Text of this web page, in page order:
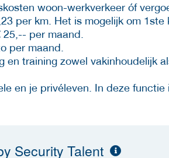
woon-werkverkeer óf
per km. Het is mogelijk om 1ste
per maand.
per maand.
en training zowel vakinhoudelijk
en je privéleven. In deze functie
Security Talent